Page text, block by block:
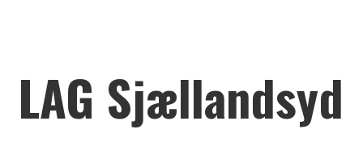
LAG Sjællandsyd